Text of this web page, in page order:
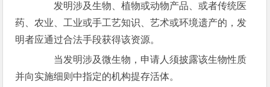
发明涉及生物、植物或动物产品、或者传统医
药、农业、工业或手工艺知识、艺术或环境遗产的，发
明者应通过合法手段获得该资源。
当发明涉及微生物，申请人须披露该生物性质
并向实施细则中指定的机构提存活体。